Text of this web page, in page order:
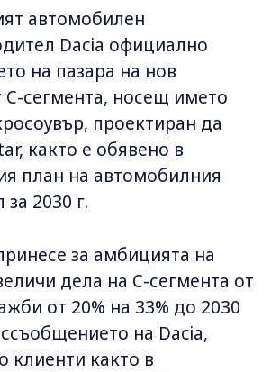
автомобилен
Dacia официално
на пазара на нов
сегмента, носещ името
проектиран да
както е обявено в
план на автомобилния
2030 г.
за амбицията на
дела на C-сегмента от
от 20% на 33% до 2030
на Dacia,
клиенти както в